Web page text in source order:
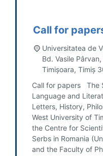
Call for
Universitatea de
Bd. Vasile
Timișoara, Timiș
Call for papers The
Language and
Letters, History,
West University of
the Centre for
Serbs in Romania
and the Faculty of